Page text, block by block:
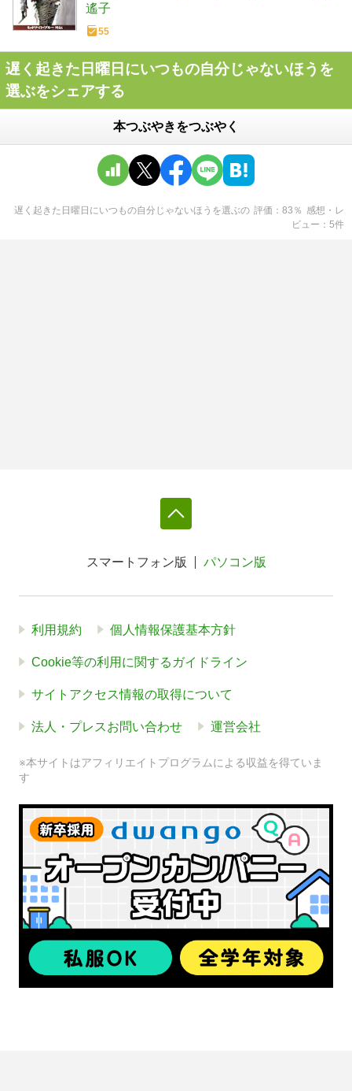
遙子
55
遅く起きた日曜日にいつもの自分じゃないほうを
選ぶをシェアする
本つぶやきをつぶやく
遅く起きた日曜日にいつもの自分じゃないほうを選ぶの 評価 83 ％ 感想・レ
ビュー
5件
スマートフォン版 パソコン版
利用規約 個人情報保護基本方針
Cookie等の利用に関するガイドライン
サイトアクセス情報の取得について
法人・プレスお問い合わせ 運営会社
※本サイトはアフィリエイトプログラムによる収益を得ていま
す